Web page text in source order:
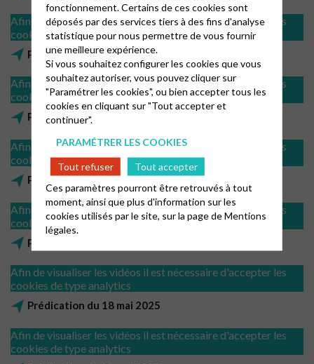
Afin de visualiser les vidéos il est nécessaire d'accepter les
cookies de type analytics
Prédication du 20 juillet 2025
Afin de visualiser les vidéos il est nécessaire d'accepter les
cookies de type analytics
Prédication du 15 juin 2025
Afin de visualiser les vidéos il est nécessaire d'accepter les
cookies de type analytics
Prédication du 8 juin 2025
Afin de visualiser les vidéos il est nécessaire d'accepter les
cookies de type analytics
Prédication du 25 mai 2025
Afin de visualiser les vidéos il est nécessaire d'accepter les
cookies de type analytics
Prédication du 18 mai 2025
Afin de visualiser les vidéos il est nécessaire d'accepter les
cookies de type analytics
fonctionnement. Certains de ces cookies sont
déposés par des services tiers à des fins d'analyse
statistique pour nous permettre de vous fournir
une meilleure expérience.
Si vous souhaitez configurer les cookies que vous
souhaitez autoriser, vous pouvez cliquer sur
"Paramétrer les cookies", ou bien accepter tous les
cookies en cliquant sur "Tout accepter et
continuer".
PARAMÉTRER LES COOKIES
Tout refuser
Tout accepter
Ces paramètres pourront être retrouvés à tout
moment, ainsi que plus d'information sur les
cookies utilisés par le site, sur la page deMentions
légales.